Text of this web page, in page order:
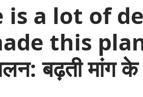
is a lot of
this
बढ़ती मांग के